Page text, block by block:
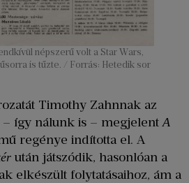
népszerű volt a Star Wars,
is tűzte. / Forrás: Hetedik sor
Timothy Zahnnak az
– így nálunk is – megjelentA
regénye indította el. A
után játszódik, hasonlóan a
elkészült folytatásaihoz, ám a